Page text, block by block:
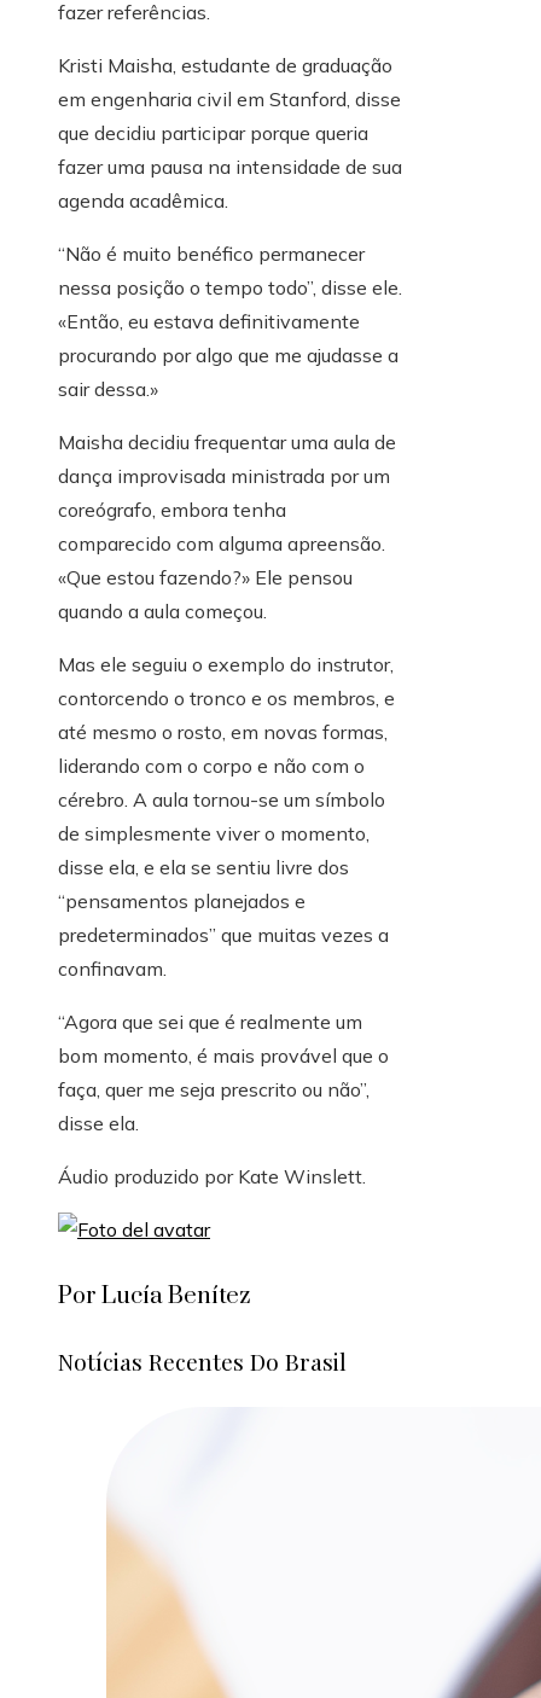
fazer referências.
Kristi Maisha, estudante de graduação
em engenharia civil em Stanford, disse
que decidiu participar porque queria
fazer uma pausa na intensidade de sua
agenda acadêmica.
“Não é muito benéfico permanecer
nessa posição o tempo todo”, disse ele.
«Então, eu estava definitivamente
procurando por algo que me ajudasse a
sair dessa.»
Maisha decidiu frequentar uma aula de
dança improvisada ministrada por um
coreógrafo, embora tenha
comparecido com alguma apreensão.
«Que estou fazendo?» Ele pensou
quando a aula começou.
Mas ele seguiu o exemplo do instrutor,
contorcendo o tronco e os membros, e
até mesmo o rosto, em novas formas,
liderando com o corpo e não com o
cérebro. A aula tornou-se um símbolo
de simplesmente viver o momento,
disse ela, e ela se sentiu livre dos
“pensamentos planejados e
predeterminados” que muitas vezes a
confinavam.
“Agora que sei que é realmente um
bom momento, é mais provável que o
faça, quer me seja prescrito ou não”,
disse ela.
Áudio produzido por Kate Winslett.
Por Lucía Benítez
Notícias Recentes Do Brasil